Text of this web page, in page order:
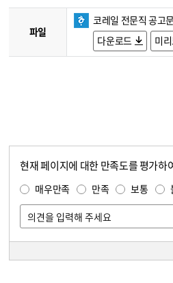
파일
코레일 전문직 공고
다운로드
미
현재 페이지에 대한 만족도를 평가하
매우만족 만족 보통